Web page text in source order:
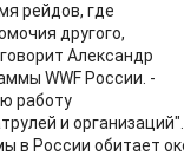
рейдов, где
другого,
Александр
WWF России. -
работу
и организаций".
в России обитает